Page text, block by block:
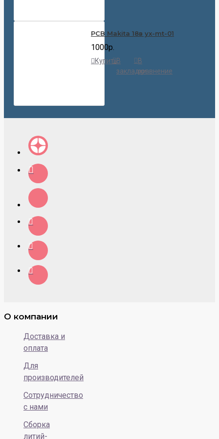
PCB Makita 18в yx-mt-01
1000р.
КупитьВ
закладки
В
сравнение
О компании
Доставка и
оплата
Для
производителей
Сотрудничество
с нами
Сборка
литий-